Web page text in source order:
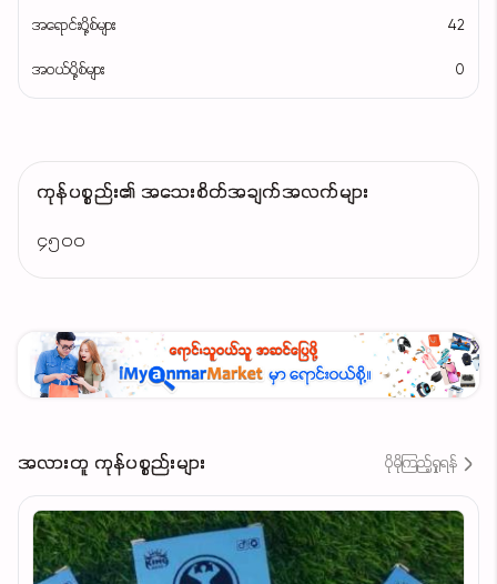
အရောင်းပို့စ်များ 42
အဝယ်ပို့စ်များ 0
ကုန်ပစ္စည်း၏ အသေးစိတ်အချက်အလက်များ
၄၅၀၀
အလားတူ ကုန်ပစ္စည်းများ ပိုမိုကြည့်ရှုရန်